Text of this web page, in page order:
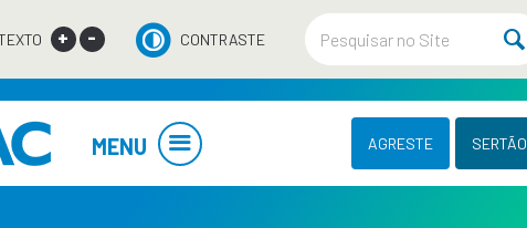
+ - CONTRASTE
MENU AGRESTE SERTÃO